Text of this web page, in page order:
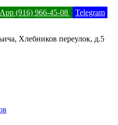
(916) 966-45-08
Telegram
Хлебников переулок, д.5